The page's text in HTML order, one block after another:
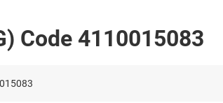
Code 4110015083